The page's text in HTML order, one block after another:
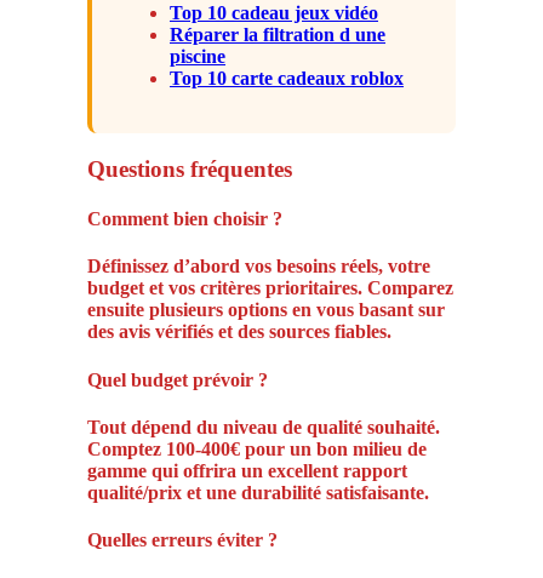
Top 10 cadeau jeux vidéo
Réparer la filtration d une
piscine
Top 10 carte cadeaux roblox
Questions fréquentes
Comment bien choisir ?
Définissez d’abord vos besoins réels, votre
budget et vos critères prioritaires. Comparez
ensuite plusieurs options en vous basant sur
des avis vérifiés et des sources fiables.
Quel budget prévoir ?
Tout dépend du niveau de qualité souhaité.
Comptez 100-400€ pour un bon milieu de
gamme qui offrira un excellent rapport
qualité/prix et une durabilité satisfaisante.
Quelles erreurs éviter ?